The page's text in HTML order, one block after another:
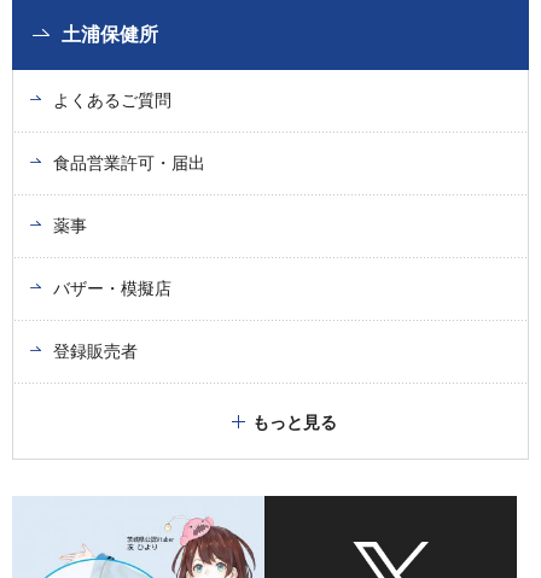
土浦保健所
よくあるご質問
食品営業許可・届出
薬事
バザー・模擬店
登録販売者
もっと見る